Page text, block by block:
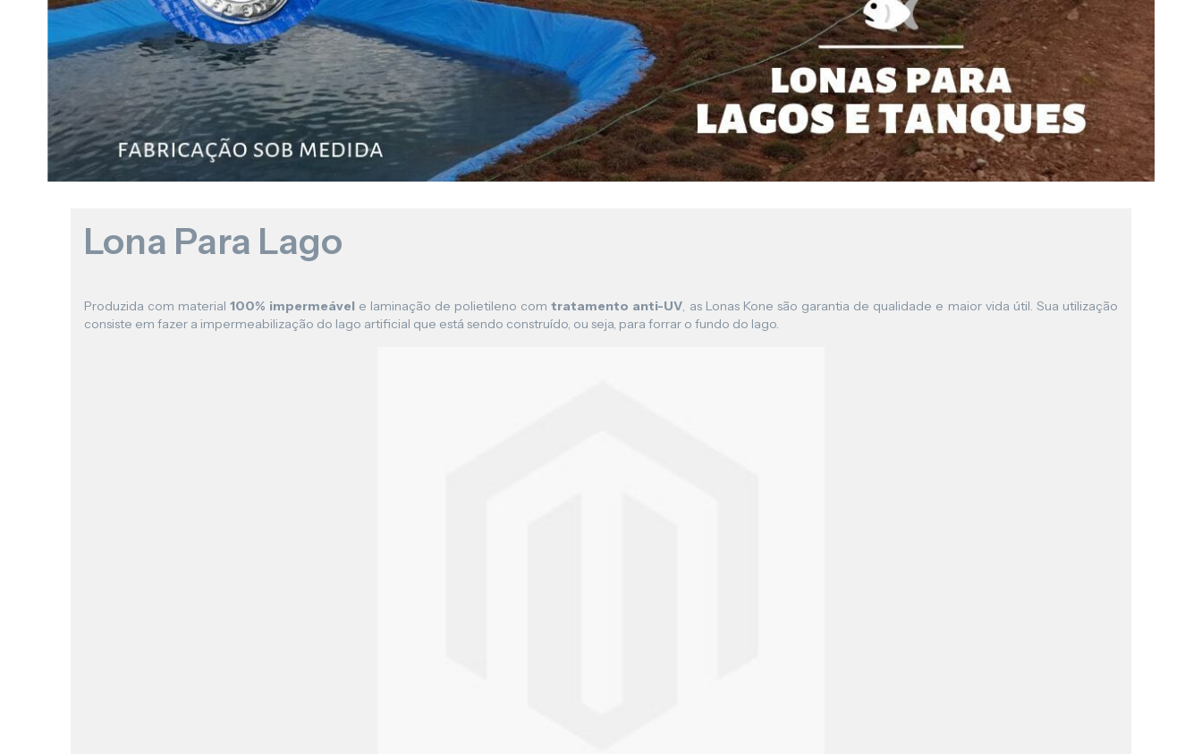
Lona para Pergolado
Lona Para Lago
Produzida com material100% impermeável e laminação de polietileno comtratamento anti-UV, as Lonas Kone são garantia de qualidade e maior vida útil. Sua utilização
consiste em fazer a impermeabilização do lago artificial que está sendo construído, ou seja, para forrar o fundo do lago.